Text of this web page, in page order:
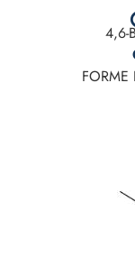
4,6-
FORME